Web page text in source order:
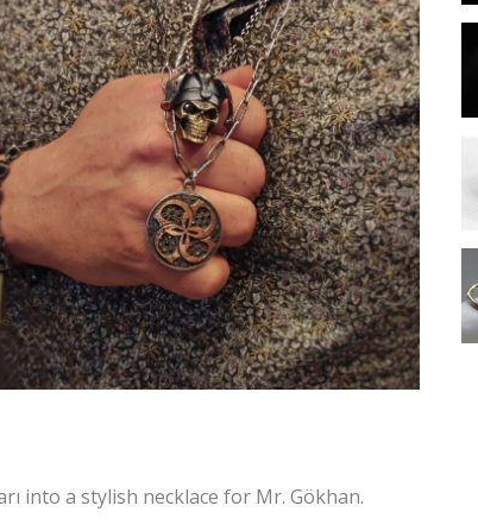
into a stylish necklace for Mr. Gökhan.